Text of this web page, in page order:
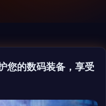
您的数码装备，享受